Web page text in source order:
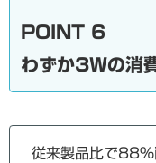
POINT 6
わずか3Wの消
従来製品比で